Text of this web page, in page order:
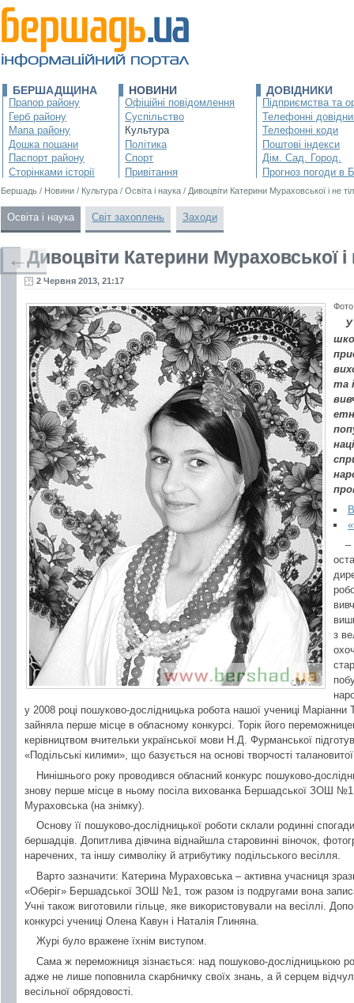
БЕРШАДЩИНА
Прапор району
Герб району
Мапа району
Дошка пошани
Паспорт району
Сторінками історії
НОВИНИ
Офіційні повідомлення
Суспільство
Культура
Політика
Спорт
Привітання
ДОВІДНИКИ
Підприємства та
Телефонні
Телефонні коди
Поштові індекси
Дім. Сад. Город.
Прогноз погоди в
Бершадь / Новини / Культура / Освіта і наука / Дивоцвіти Катерини Мураховської і не
Освіта і наука Світ захоплень Заходи
Дивоцвіти Катерини Мураховської і
2 Червня 2013, 21:17
У
та
–
з
у 2008 році пошуково-дослідницька робота нашої учениці Маріанни
зайняла перше місце в обласному конкурсі. Торік його
керівництвом вчительки української мови Н.Д. Фурманської
«Подільські килими», що базується на основі творчості
Нинішнього року проводився обласний конкурс пошуково-
знову перше місце в ньому посіла вихованка Бершадської ЗОШ
Мураховська (на знімку).
Основу її пошуково-дослідницької роботи склали родинні
бершадців. Допитлива дівчина віднайшла старовинні віночок,
наречених, та іншу символіку й атрибутику подільського весілля.
Варто зазначити: Катерина Мураховська – активна учасниця
«Оберіг» Бершадської ЗОШ №1, тож разом із подругами вона
Учні також виготовили гільце, яке використовували на весіллі.
конкурсі учениці Олена Кавун і Наталія Глиняна.
Журі було вражене їхнім виступом.
Сама ж переможниця зізнається: над пошуково-дослідницькою
адже не лише поповнила скарбничку своїх знань, а й серцем
весільної обрядовості.
←